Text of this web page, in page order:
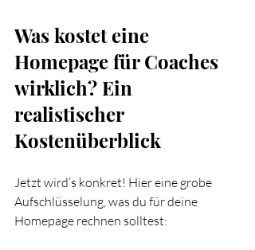
Was kostet eine
Homepage für Coaches
wirklich? Ein
realistischer
Kostenüberblick
Jetzt wird’s konkret! Hier eine grobe
Aufschlüsselung, was du für deine
Homepage rechnen solltest: